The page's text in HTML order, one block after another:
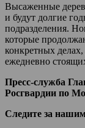
Высаженные
и будут долгие
подразделения.
которые
конкретных
ежедневно
Пресс-служба
Росгвардии по
Следите за